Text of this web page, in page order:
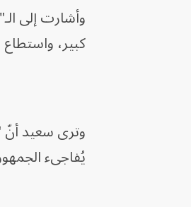
وأشارت إلى
كبير،
وترى سعيد أنّ
يُفاجىء